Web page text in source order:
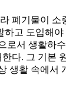
폐기물이 소
하고 도입해야
로서 생활하
다. 그 기본
생활 속에서